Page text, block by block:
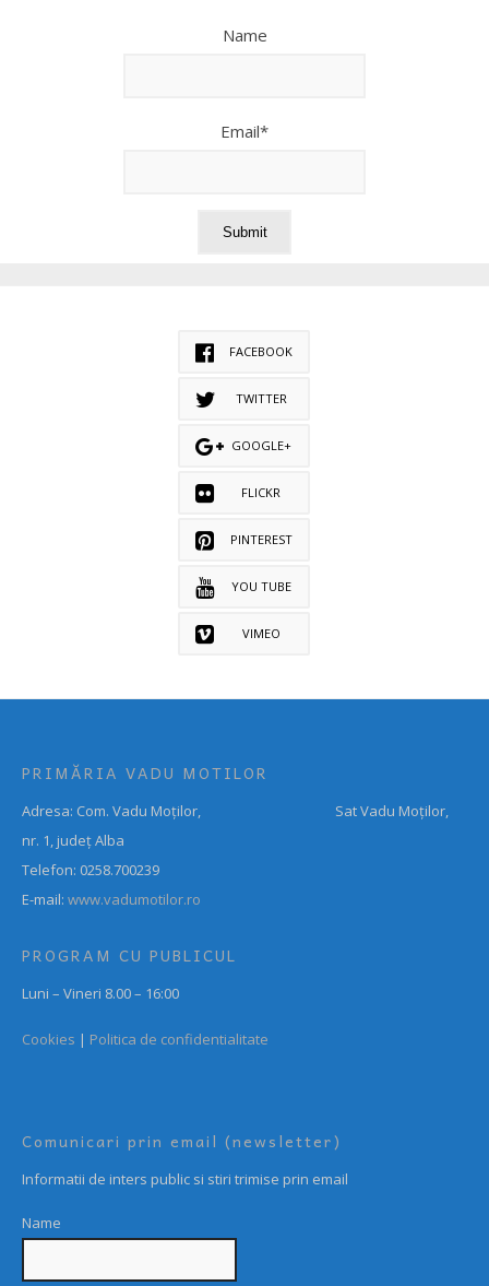
Name
Email*
FACEBOOK
TWITTER
GOOGLE+
FLICKR
PINTEREST
YOU TUBE
VIMEO
PRIMĂRIA VADU MOTILOR
Adresa: Com. Vadu Moților, Sat Vadu Moților,
nr. 1, județ Alba
Telefon: 0258.700239
E-mail: www.vadumotilor.ro
PROGRAM CU PUBLICUL
Luni – Vineri 8.00 – 16:00
Cookies | Politica de confidentialitate
Comunicari prin email (newsletter)
Informatii de inters public si stiri trimise prin email
Name